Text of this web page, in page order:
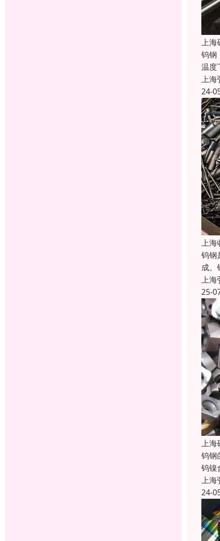
上海
钨钢
温度
上海
24-
上海
钨钢
成。
上海
25-
上海
钨钢
钨镍
上海
24-